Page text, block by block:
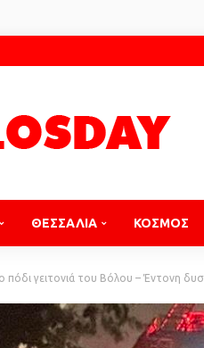
ΘΕΣΣΑΛΙΑ ΚΟΣΜΟΣ
πόδι γειτονιά του Βόλου – Έντονη